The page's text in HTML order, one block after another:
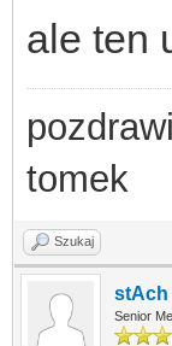
ale ten
tomek
Szukaj
stAch
Senior